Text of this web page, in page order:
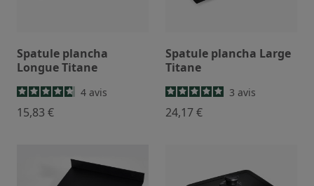
Spatule plancha
Longue Titane
4 avis
15,83 €
Spatule plancha Large
Titane
3 avis
24,17 €